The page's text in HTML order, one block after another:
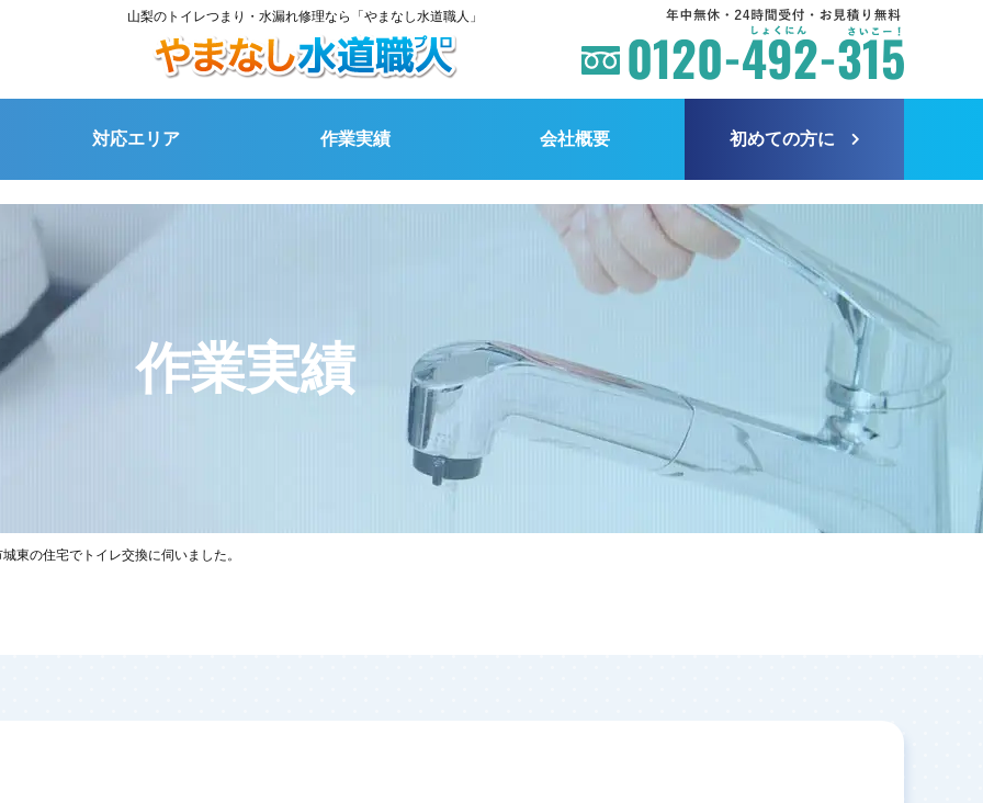
山梨のトイレつまり・水漏れ修理なら「やまなし水道職人」
対応エリア 作業実績 会社概要 初めての方に
作業実績
東の住宅でトイレ交換に伺いました。